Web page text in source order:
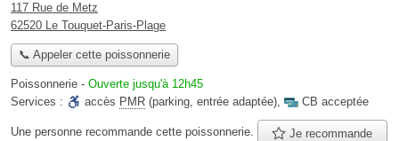
117 Rue de Metz
62520 Le Touquet-Paris-Plage
📞 Appeler cette poissonnerie
Poissonnerie - Ouverte jusqu'à 12h45
Services :
accès PMR (parking, entrée adaptée), CB acceptée
Une personne recommande cette poissonnerie. Je recommande